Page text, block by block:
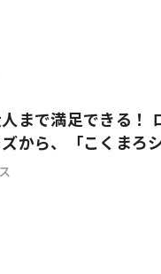
まで満足できる！
から、「こくまろ